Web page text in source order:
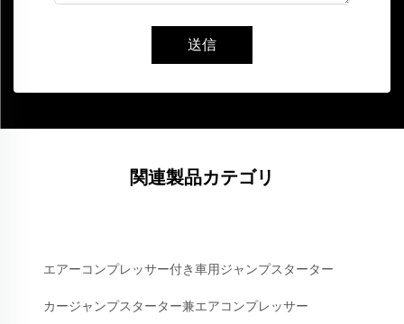
送信
関連製品カテゴリ
エアーコンプレッサー付き車用ジャンプスターター
カージャンプスターター兼エアコンプレッサー